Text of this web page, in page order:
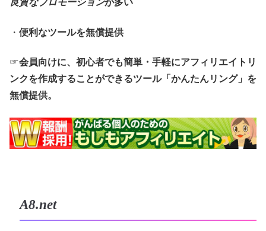
良質なプロモーションが多い
・ 便利なツールを無償提供
☞会員向けに、初心者でも簡単・手軽にアフィリエイトリ
ンクを作成することができるツール「かんたんリング」を
無償提供。
A8.net